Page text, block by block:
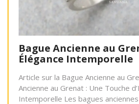
Bague Ancienne au
Élégance Intemporelle
Article sur la Bague Ancienne au
Ancienne au Grenat : Une Touche
Intemporelle Les bagues